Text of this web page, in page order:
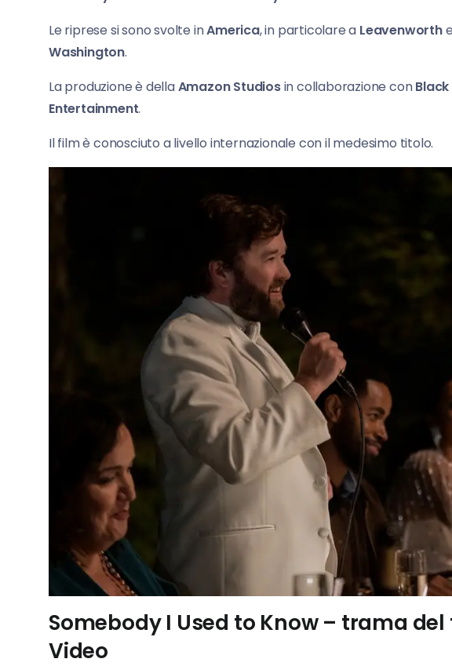
Le riprese si sono svolte inAmerica, in particolare a Leavenworth
Washington.
La produzione è dellaAmazon Studiosin collaborazione conBlack
Entertainment.
Il film è conosciuto a livello internazionale con il medesimo titolo.
Somebody I Used to Know – trama
Video